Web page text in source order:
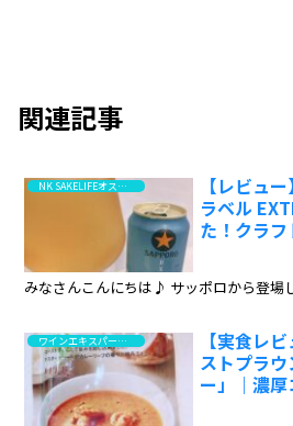
関連記事
NK SAKELIFEオススメ！高評価はこちら
【レビュ
ラベル
た！クラ
みなさんこんにちは♪ サッポロから登場
ワインエキスパート・料理人の試食と試飲のレポート
【実食レ
ストプラ
ー」｜濃